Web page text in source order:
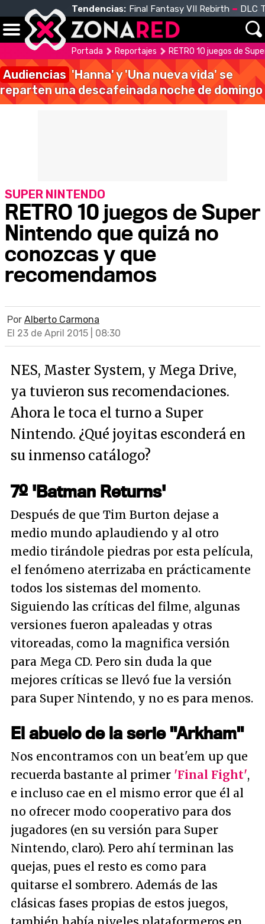
Tendencias: Final Fantasy VII Rebirth DLC
Portada Reportajes RETRO 10 juegos de
Audiencias 'Hanna' y 'Una nueva vida' se
reparten una descafeinada noche de domingo
RETRO 10 juegos de Super
Nintendo que quizá no
conozcas y que
recomendamos
SUPER NINTENDO
Por Alberto Carmona
El 23 de April 2015 | 08:30
NES, Master System, y Mega Drive,
ya tuvieron sus recomendaciones.
Ahora le toca el turno a Super
Nintendo. ¿Qué joyitas esconderá en
su inmenso catálogo?
7º 'Batman Returns'
Después de que Tim Burton dejase a
medio mundo aplaudiendo y al otro
medio tirándole piedras por esta película,
el fenómeno aterrizaba en prácticamente
todos los sistemas del momento.
Siguiendo las críticas del filme, algunas
versiones fueron apaleadas y otras
vitoreadas, como la magnifica versión
para Mega CD. Pero sin duda la que
mejores críticas se llevó fue la versión
para Super Nintendo, y no es para menos.
El abuelo de la serie "Arkham"
Nos encontramos con un beat'em up que
recuerda bastante al primer 'Final Fight',
e incluso cae en el mismo error que él al
no ofrecer modo cooperativo para dos
jugadores (en su versión para Super
Nintendo, claro). Pero ahí terminan las
quejas, pues el resto es como para
quitarse el sombrero. Además de las
clásicas fases propias de estos juegos,